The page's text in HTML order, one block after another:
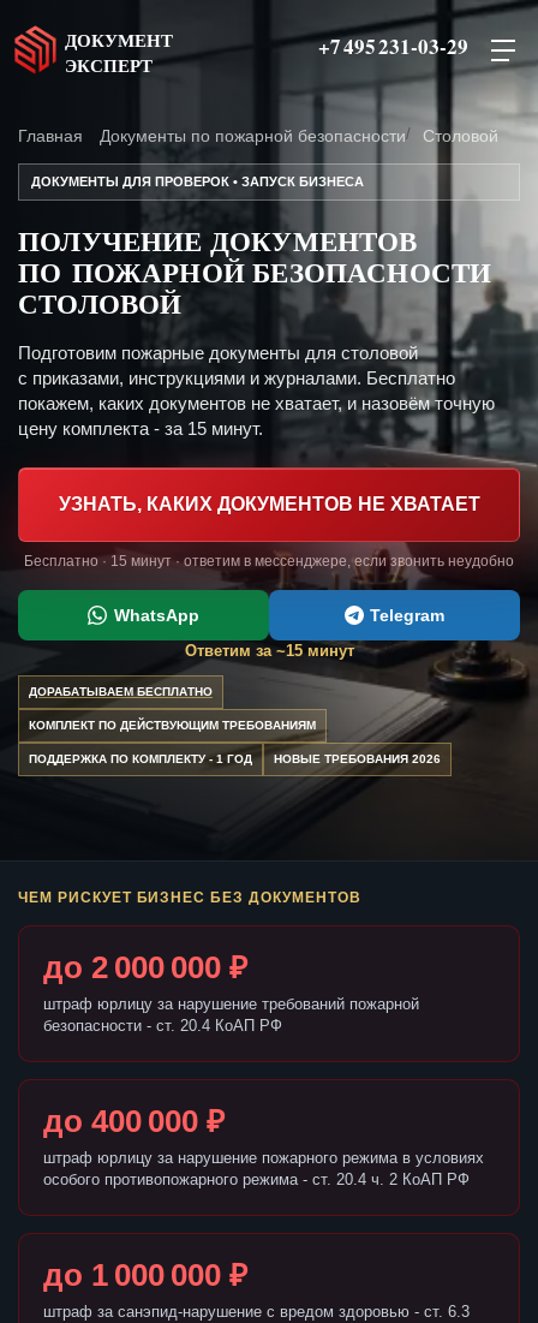
ДОКУМЕНТ
ЭКСПЕРТ
+7 495 231-03-29
Главная Документы по пожарной безопасности Столовой
ДОКУМЕНТЫ ДЛЯ ПРОВЕРОК • ЗАПУСК БИЗНЕСА
ПОЛУЧЕНИЕ ДОКУМЕНТОВ
ПО ПОЖАРНОЙ БЕЗОПАСНОСТИ
СТОЛОВОЙ
Подготовим пожарные документы для столовой
с приказами, инструкциями и журналами. Бесплатно
покажем, каких документов не хватает, и назовём точную
цену комплекта - за 15 минут.
УЗНАТЬ, КАКИХ ДОКУМЕНТОВ НЕ ХВАТАЕТ
Бесплатно · 15 минут · ответим в мессенджере, если звонить неудобно
WhatsApp Telegram
Ответим за ~15 минут
ДОРАБАТЫВАЕМ БЕСПЛАТНО
КОМПЛЕКТ ПО ДЕЙСТВУЮЩИМ ТРЕБОВАНИЯМ
ПОДДЕРЖКА ПО КОМПЛЕКТУ - 1 ГОД НОВЫЕ ТРЕБОВАНИЯ 2026
ЧЕМ РИСКУЕТ БИЗНЕС БЕЗ ДОКУМЕНТОВ
до 2 000 000 ₽
штраф юрлицу за нарушение требований пожарной
безопасности - ст. 20.4 КоАП РФ
до 400 000 ₽
штраф юрлицу за нарушение пожарного режима в условиях
особого противопожарного режима - ст. 20.4 ч. 2 КоАП РФ
до 1 000 000 ₽
штраф за санэпид-нарушение с вредом здоровью - ст. 6.3